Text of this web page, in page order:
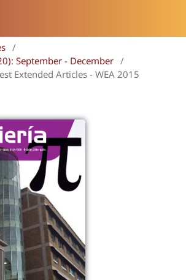
/
September - December /
Extended Articles - WEA 2015